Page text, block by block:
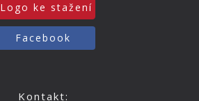
Logo ke stažení
Facebook
Kontakt: